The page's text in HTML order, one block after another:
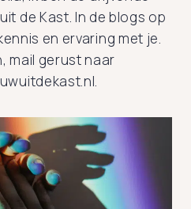
de Kast. In de blogs op
en ervaring met je.
mail gerust naar